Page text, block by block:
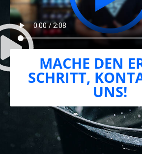
MACHE DEN
SCHRITT,
UNS!